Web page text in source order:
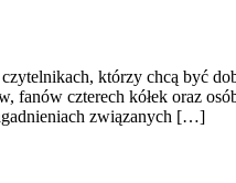
którzy chcą być
czterech kółek oraz
związanych […]